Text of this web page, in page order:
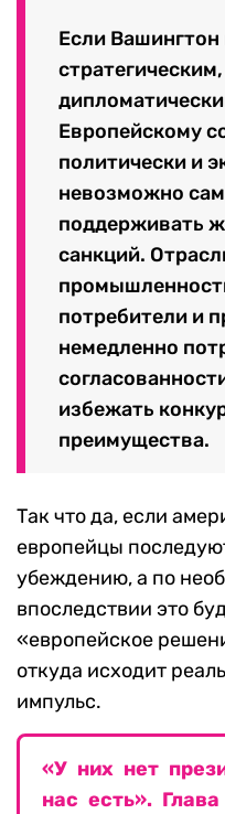
Если
Европейскому
политически и
невозможно
поддерживать
санкций.
потребители и
немедленно
избежать
преимущества.
Так что да, если
европейцы
убеждению, а по
впоследствии это
«европейское
откуда исходит
импульс.
«У них нет
нас есть».